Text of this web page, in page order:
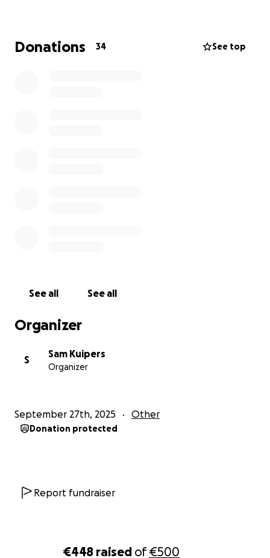
€448 raised of€500
opgeleide docenten. Op deze manier draagt de
organisatie bij aan het creëren van een betere
Donations 34 See top
See all See all
Organizer
S
Sam Kuipers
Organizer
September 27th, 2025 Other
Donation protected
Report fundraiser